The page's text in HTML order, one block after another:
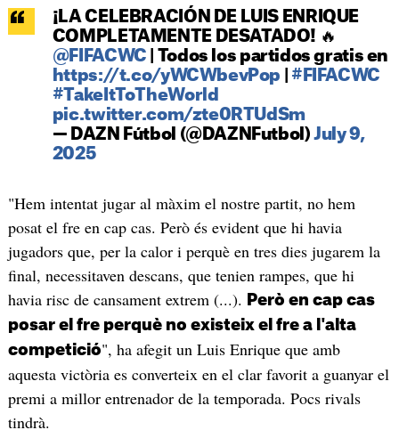
¡LA CELEBRACIÓN DE LUIS ENRIQUE
COMPLETAMENTE DESATADO! 🔥
@FIFACWC | Todos los partidos gratis en
https://t.co/yWCWbevPop
#FIFACWC
#TakeItToTheWorld
pic.twitter.com/zte0RTUdSm
— DAZN Fútbol (@DAZNFutbol)July 9,
2025
"Hem intentat jugar al màxim el nostre partit, no hem
posat el fre en cap cas. Però és evident que hi havia
jugadors que, per la calor i perquè en tres dies jugarem la
final, necessitaven descans, que tenien rampes, que hi
havia risc de cansament extrem (...).
Però en cap cas
posar el fre perquè no existeix el fre a l'alta
competició", ha afegit un Luis Enrique que amb
aquesta victòria es converteix en el clar favorit a guanyar el
premi a millor entrenador de la temporada. Pocs rivals
tindrà.